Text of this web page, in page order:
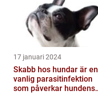
17 januari 2024
Skabb hos hundar är en
vanlig parasitinfektion
som påverkar hundens